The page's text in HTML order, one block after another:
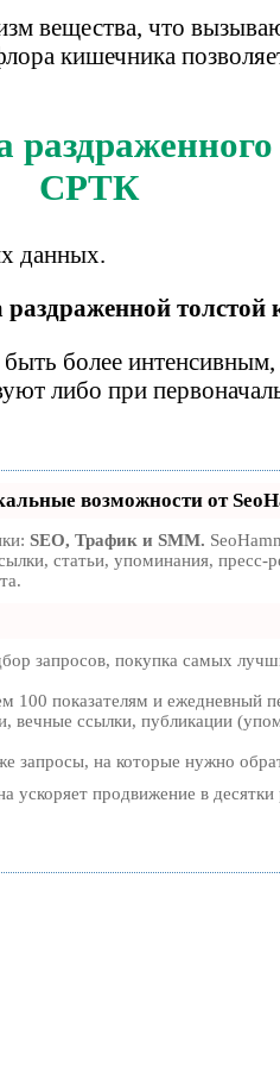
вещества, что
кишечника
СРТК
данных.
раздраженной
более
либо при
возможности от
SEO, Трафик и SMM.
статьи, упоминания, пресс-
запросов, покупка самых
100 показателям и ежедневный
ссылки, публикации
запросы, на которые нужно
ускоряет продвижение в